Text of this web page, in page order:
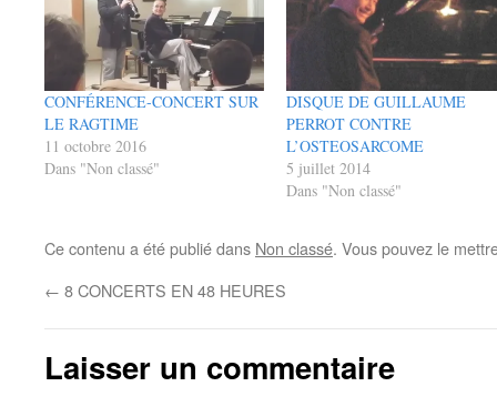
CONFÉRENCE-CONCERT SUR
LE RAGTIME
11 octobre 2016
Dans "Non classé"
DISQUE DE GUILLAUME
PERROT CONTRE
L’OSTEOSARCOME
5 juillet 2014
Dans "Non classé"
Ce contenu a été publié dans Non classé. Vous pouvez le
← 8 CONCERTS EN 48 HEURES
Laisser un commentaire